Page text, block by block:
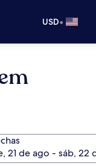
USD•